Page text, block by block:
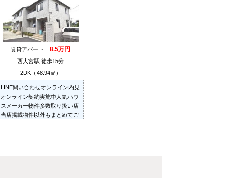
賃貸アパート 8.5万円
西大宮駅 徒歩15分
2DK（48.94㎡）
LINE問い合わせオンライン内見
オンライン契約実施中人気ハウ
スメーカー物件多数取り扱い店
当店掲載物件以外もまとめてご